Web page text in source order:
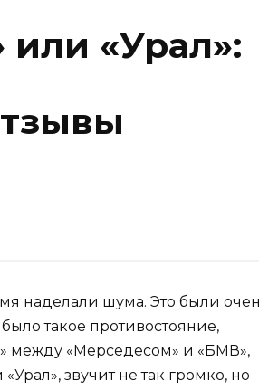
«Урал»:
наделали шума. Это были
такое противостояние,
между «Мерседесом» и «БМВ»,
звучит не так громко, но